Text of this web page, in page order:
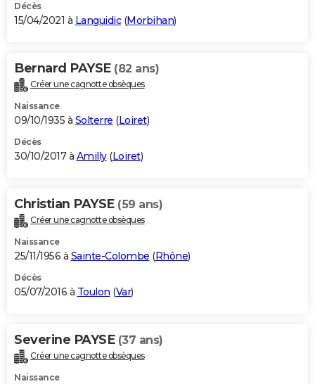
Décès
15/04/2021 à Languidic(Morbihan)
Bernard PAYSE (82 ans)
Créer une cagnotte obsèques
Naissance
09/10/1935 à Solterre (Loiret)
Décès
30/10/2017 à Amilly(Loiret)
Christian PAYSE (59 ans)
Créer une cagnotte obsèques
Naissance
25/11/1956 à Sainte-Colombe (Rhône)
Décès
05/07/2016 à Toulon (Var)
Severine PAYSE (37 ans)
Créer une cagnotte obsèques
Naissance